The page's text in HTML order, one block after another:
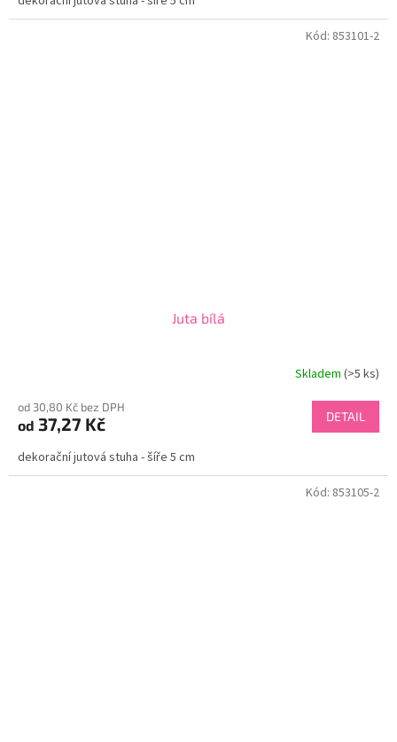
Juta bílá
Skladem (>5 ks)
od 30,80 Kč bez DPH
od 37,27 Kč DETAIL
dekorační jutová stuha - šíře 5 cm
Kód: 853101-2
Kód: 853105-2